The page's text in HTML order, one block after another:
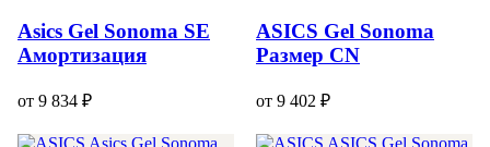
Asics Gel Sonoma SE
Амортизация
от 9 834 ₽
ASICS Gel Sonoma
Размер CN
от 9 402 ₽